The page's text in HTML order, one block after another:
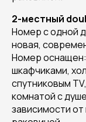
2-местный
Номер с одной
новая,
Номер
шкафчиками,
спутниковым
комнатой с
зависимости